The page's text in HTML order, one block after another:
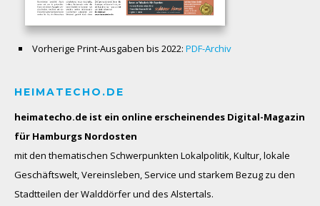
Vorherige Print-Ausgaben bis 2022: PDF-Archiv
HEIMATECHO.DE
heimatecho.de ist ein online erscheinendes Digital-Magazin
für Hamburgs Nordosten
mit den thematischen Schwerpunkten Lokalpolitik, Kultur, lokale
Geschäftswelt, Vereinsleben, Service und starkem Bezug zu den
Stadtteilen der Walddörfer und des Alstertals.